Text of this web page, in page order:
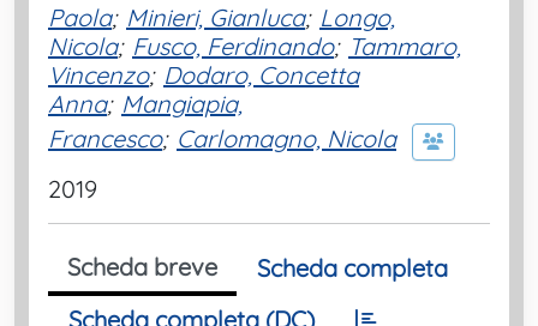
Paola; Minieri, Gianluca; Longo,
Nicola; Fusco, Ferdinando; Tammaro,
Vincenzo; Dodaro, Concetta
Anna; Mangiapia,
Francesco; Carlomagno, Nicola
2019
Scheda breve
Scheda completa
Scheda completa (DC)